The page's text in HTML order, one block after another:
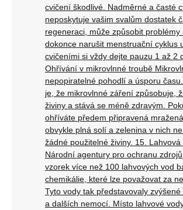
cvičení škodlivé. Nadměrné a časté
neposkytuje vašim svalům dostatek
regeneraci, může způsobit problémy
dokonce narušit menstruační cyklus
cvičeními si vždy dejte pauzu 1 až 2
Ohřívání v mikrovlnné troubě
nepopiratelné pohodlí a úsporu
je, že mikrovlnné záření způsobuje,
živiny a stává se méně zdravým.
ohříváte předem připravená
obvykle plná solí a zelenina v nich
žádné použitelné živiny. 15.
Národní agentury pro ochranu
vzorek více než 100 lahvových vod
chemikálie, které lze považovat za
Tyto vody tak představovaly
a dalších nemocí. Místo lahvové